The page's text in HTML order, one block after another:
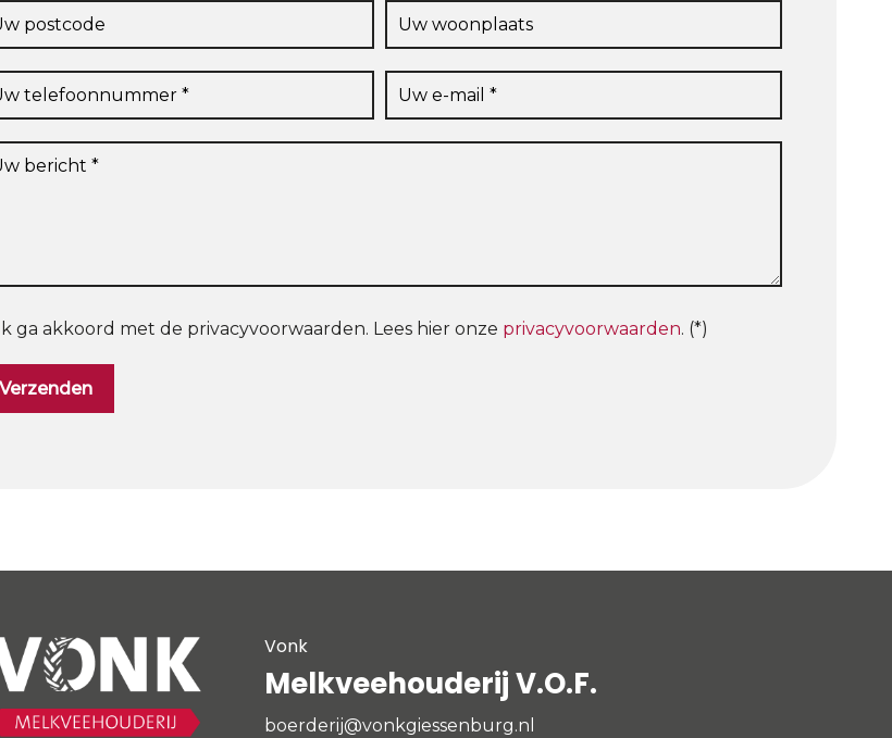
Ik ga akkoord met de privacyvoorwaarden. Lees hier onze privacyvoorwaarden. (*)
Vonk
Melkveehouderij V.O.F.
boerderij@vonkgiessenburg.nl